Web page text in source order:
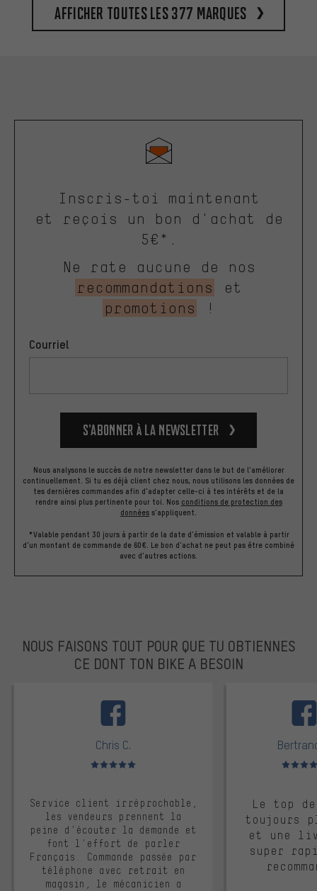
Afficher toutes les 377 marques
Inscris-toi maintenant
et reçois un bon d'achat de
5€*.
Ne rate aucune de nos
recommandations
et
promotions
!
Courriel
S’abonner à la newsletter
Nous analysons le succès de notre newsletter dans le but de l'améliorer
continuellement. Si tu es déjà client chez nous, nous utilisons les données de
tes dernières commandes afin d'adapter celle-ci à tes intérêts et de la
rendre ainsi plus pertinente pour toi. Nos conditions de protection des
données s'appliquent.
*Valable pendant 30 jours à partir de la date d'émission et valable à partir
d'un montant de commande de 60€. Le bon d'achat ne peut pas être combiné
avec d'autres actions.
NOUS FAISONS TOUT POUR QUE TU OBTIENNES
CE DONT TON BIKE A BESOIN
Chris C.
Note moyenne : 5 sur 5
Service client irréprochable,
les vendeurs prennent la
peine d'écouter la demande et
font l'effort de parler
Français. Commande passée par
téléphone avec retrait en
magasin, le mécanicien a
Note
Le top
toujours
et une
super